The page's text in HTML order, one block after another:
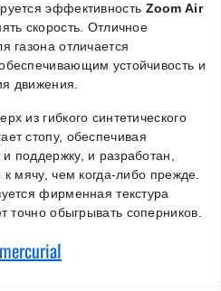
эффективность Zoom Air
скорость. Отличное
газона отличается
устойчивость и
движения.
из гибкого синтетического
стопу, обеспечивая
поддержку, и разработан,
мячу, чем когда-либо прежде.
фирменная текстура
точно обыгрывать соперников.
mercurial